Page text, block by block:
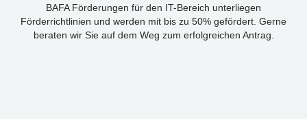
BAFA Förderungen für den IT-Bereich unterliegen
Förderrichtlinien und werden mit bis zu 50% gefördert. Gerne
beraten wir Sie auf dem Weg zum erfolgreichen Antrag.